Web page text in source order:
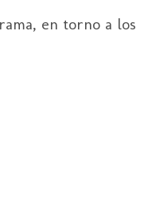
en torno a los